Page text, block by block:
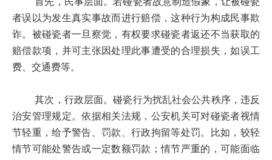
者误以为发生真实事故而进行赔偿，这种行为构成民事欺
诈。被碰瓷者一旦察觉，有权要求碰瓷者返还不当获取的
赔偿款项，并可主张因处理此事遭受的合理损失，如误工
费、交通费等。
其次，行政层面。碰瓷行为扰乱社会公共秩序，违反
治安管理规定。依据相关法规，公安机关可对碰瓷者视情
节轻重，给予警告、罚款、行政拘留等处罚。比如，较轻
情节可能处警告或一定数额罚款；情节严重的，可能面临